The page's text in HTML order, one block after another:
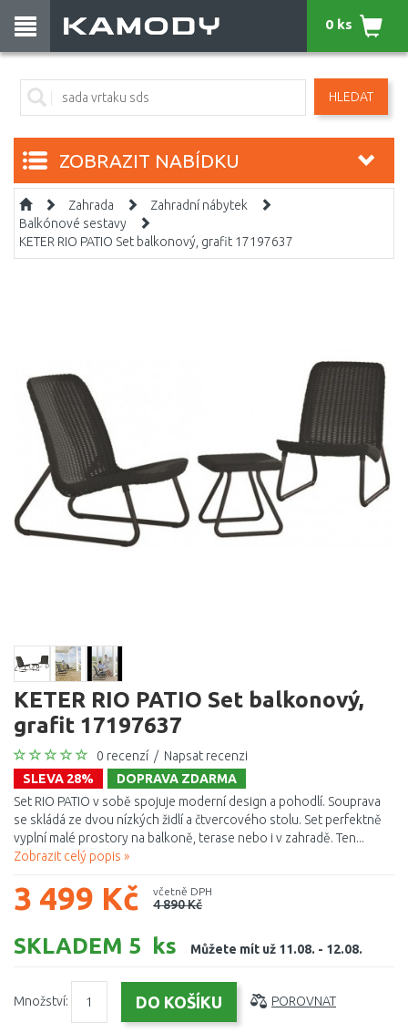
HLEDAT
0 ks
ZOBRAZIT NABÍDKU
Zahrada
Zahradní nábytek
Balkónové sestavy
KETER RIO PATIO Set balkonový, grafit 17197637
KETER RIO PATIO Set balkonový,
grafit 17197637
0 recenzí / Napsat recenzi
SLEVA 28%
DOPRAVA ZDARMA
Set RIO PATIO v sobě spojuje moderní design a pohodlí. Souprava
se skládá ze dvou nízkých židlí a čtvercového stolu. Set perfektně
vyplní malé prostory na balkoně, terase nebo i v zahradě. Ten...
Zobrazit celý popis »
3 499 Kč včetně DPH
4 890 Kč
SKLADEM 5 ks Můžete mít už 11.08. - 12.08.
Množství: POROVNAT